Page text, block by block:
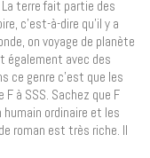
terre fait partie des
c’est-à-dire qu’il y a
on voyage de planète
également avec des
ce genre c’est que les
à SSS. Sachez que F
ordinaire et les
roman est très riche. Il